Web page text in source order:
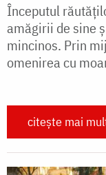
Începutul
amăgirii de sine
mincinos. Prin
omenirea cu
citește mai